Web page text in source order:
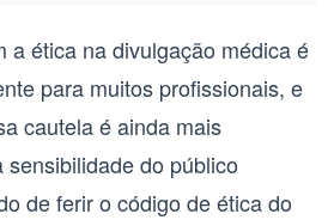
a ética na divulgação médica é
para muitos profissionais, e
cautela é ainda mais
do público
de ferir o código de ética do